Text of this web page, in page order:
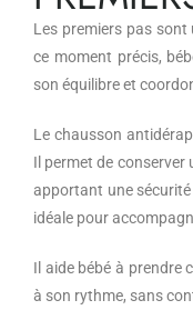
Les premiers pas sont
ce moment précis,
son équilibre et
Le chausson
Il permet de conserver
apportant une
idéale pour
Il aide bébé à prendre
à son rythme, sans